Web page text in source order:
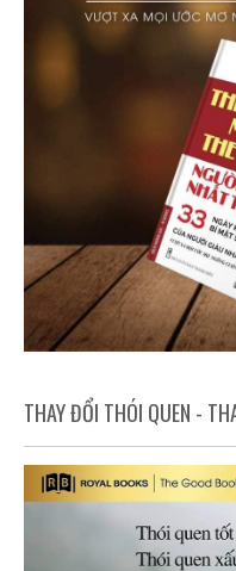
THAY ĐỔI THÓI QUEN -